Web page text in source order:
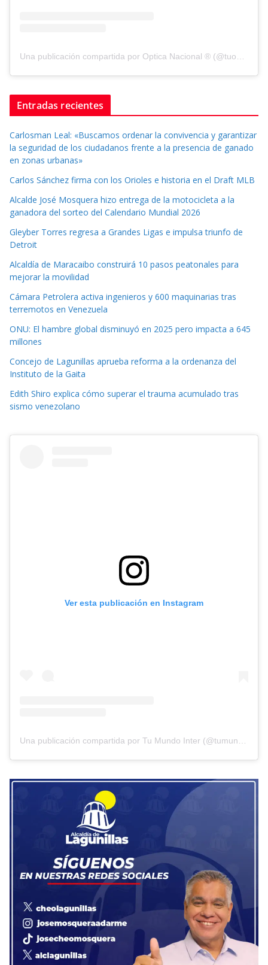
Una publicación compartida por Optica Nacional ® (@tuopticanacional)
Entradas recientes
Carlosman Leal: «Buscamos ordenar la convivencia y garantizar
la seguridad de los ciudadanos frente a la presencia de ganado
en zonas urbanas»
Carlos Sánchez firma con los Orioles e historia en el Draft MLB
Alcalde José Mosquera hizo entrega de la motocicleta a la
ganadora del sorteo del Calendario Mundial 2026
Gleyber Torres regresa a Grandes Ligas e impulsa triunfo de
Detroit
Alcaldía de Maracaibo construirá 10 pasos peatonales para
mejorar la movilidad
Cámara Petrolera activa ingenieros y 600 maquinarias tras
terremotos en Venezuela
ONU: El hambre global disminuyó en 2025 pero impacta a 645
millones
Concejo de Lagunillas aprueba reforma a la ordenanza del
Instituto de la Gaita
Edith Shiro explica cómo superar el trauma acumulado tras
sismo venezolano
Ver esta publicación en Instagram
Una publicación compartida por Tu Mundo Inter (@tumundointer)